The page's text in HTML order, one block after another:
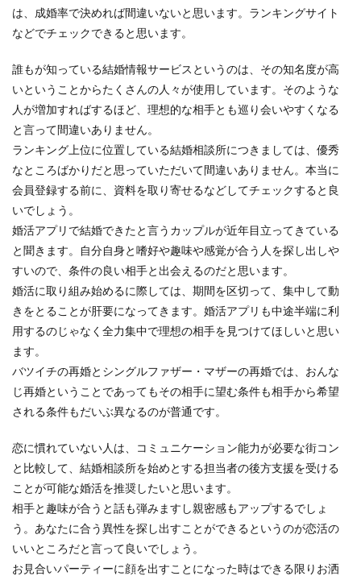
は、成婚率で決めれば間違いないと思います。ランキングサイト
などでチェックできると思います。
誰もが知っている結婚情報サービスというのは、その知名度が高
いということからたくさんの人々が使用しています。そのような
人が増加すればするほど、理想的な相手とも巡り会いやすくなる
と言って間違いありません。
ランキング上位に位置している結婚相談所につきましては、優秀
なところばかりだと思っていただいて間違いありません。本当に
会員登録する前に、資料を取り寄せるなどしてチェックすると良
いでしょう。
婚活アプリで結婚できたと言うカップルが近年目立ってきている
と聞きます。自分自身と嗜好や趣味や感覚が合う人を探し出しや
すいので、条件の良い相手と出会えるのだと思います。
婚活に取り組み始めるに際しては、期間を区切って、集中して動
きをとることが肝要になってきます。婚活アプリも中途半端に利
用するのじゃなく全力集中で理想の相手を見つけてほしいと思い
ます。
バツイチの再婚とシングルファザー・マザーの再婚では、おんな
じ再婚ということであってもその相手に望む条件も相手から希望
される条件もだいぶ異なるのが普通です。
恋に慣れていない人は、コミュニケーション能力が必要な街コン
と比較して、結婚相談所を始めとする担当者の後方支援を受ける
ことが可能な婚活を推奨したいと思います。
相手と趣味が合うと話も弾みますし親密感もアップするでしょ
う。あなたに合う異性を探し出すことができるというのが恋活の
いいところだと言って良いでしょう。
お見合いパーティーに顔を出すことになった時はできる限りお洒